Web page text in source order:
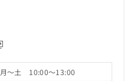
月～土 10:00～13:00